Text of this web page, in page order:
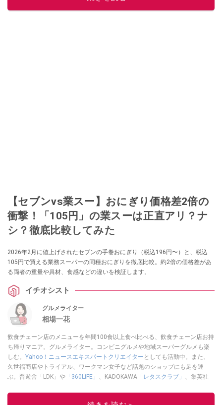
【セブンvs業スー】おにぎり価格差2倍の
衝撃！「105円」の業スーは正直アリ？ナ
シ？徹底比較してみた
2026年2月に値上げされたセブンの手巻おにぎり（税込196円〜）と、税込
105円で買える業務スーパーの同種おにぎりを徹底比較。約2倍の価格差があ
る両者の重量や具材、食感などの違いを検証します。
イチオシスト
グルメライター
相場一花
飲食チェーン店のメニューを年間100食以上食べ比べる、飲食チェーン店お持
ち帰りマニア。グルメライター。コンビニグルメや地域スーパーグルメも楽
しむ。 Yahoo！ニュースエキスパートクリエイター としても活動中。また、
久世福商店やトライアル、ワークマン女子など話題のショップにも足を運
ぶ。晋遊舎「LDK」や 「360LiFE」 、KADOKAWA 「レタスクラブ」
、集英社
ルメライター、食の専門家として出演実績あり。